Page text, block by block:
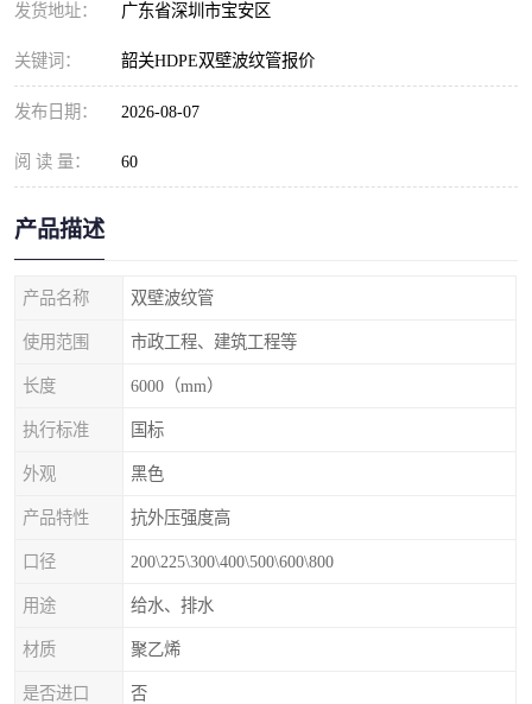
发货地址： 广东省深圳市宝安区
关键词： 韶关HDPE双壁波纹管报价
发布日期： 2026-08-07
阅 读 量： 60
产品描述
产品名称 双壁波纹管
使用范围 市政工程、建筑工程等
长度 6000（mm）
执行标准 国标
外观 黑色
产品特性 抗外压强度高
口径 200\225\300\400\500\600\800
用途 给水、排水
材质 聚乙烯
是否进口 否